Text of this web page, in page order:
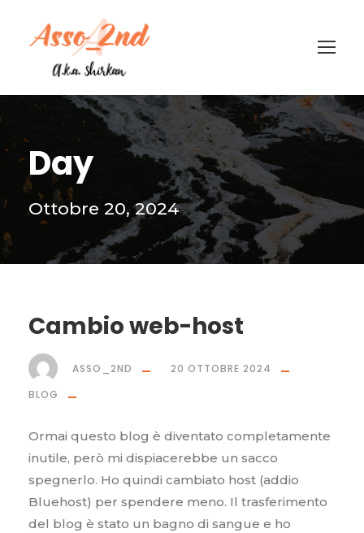
Day
Ottobre 20, 2024
Cambio web-host
ASSO_2ND
20 OTTOBRE 2024
BLOG
Ormai questo blog è diventato completamente
inutile, però mi dispiacerebbe un sacco
spegnerlo. Ho quindi cambiato host (addio
Bluehost) per spendere meno. Il trasferimento
del blog è stato un bagno di sangue e ho